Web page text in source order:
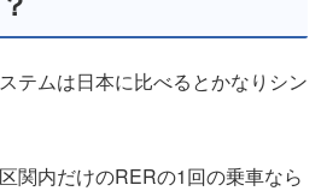
テムは日本に比べるとかなりシン
関内だけのRERの1回の乗車なら